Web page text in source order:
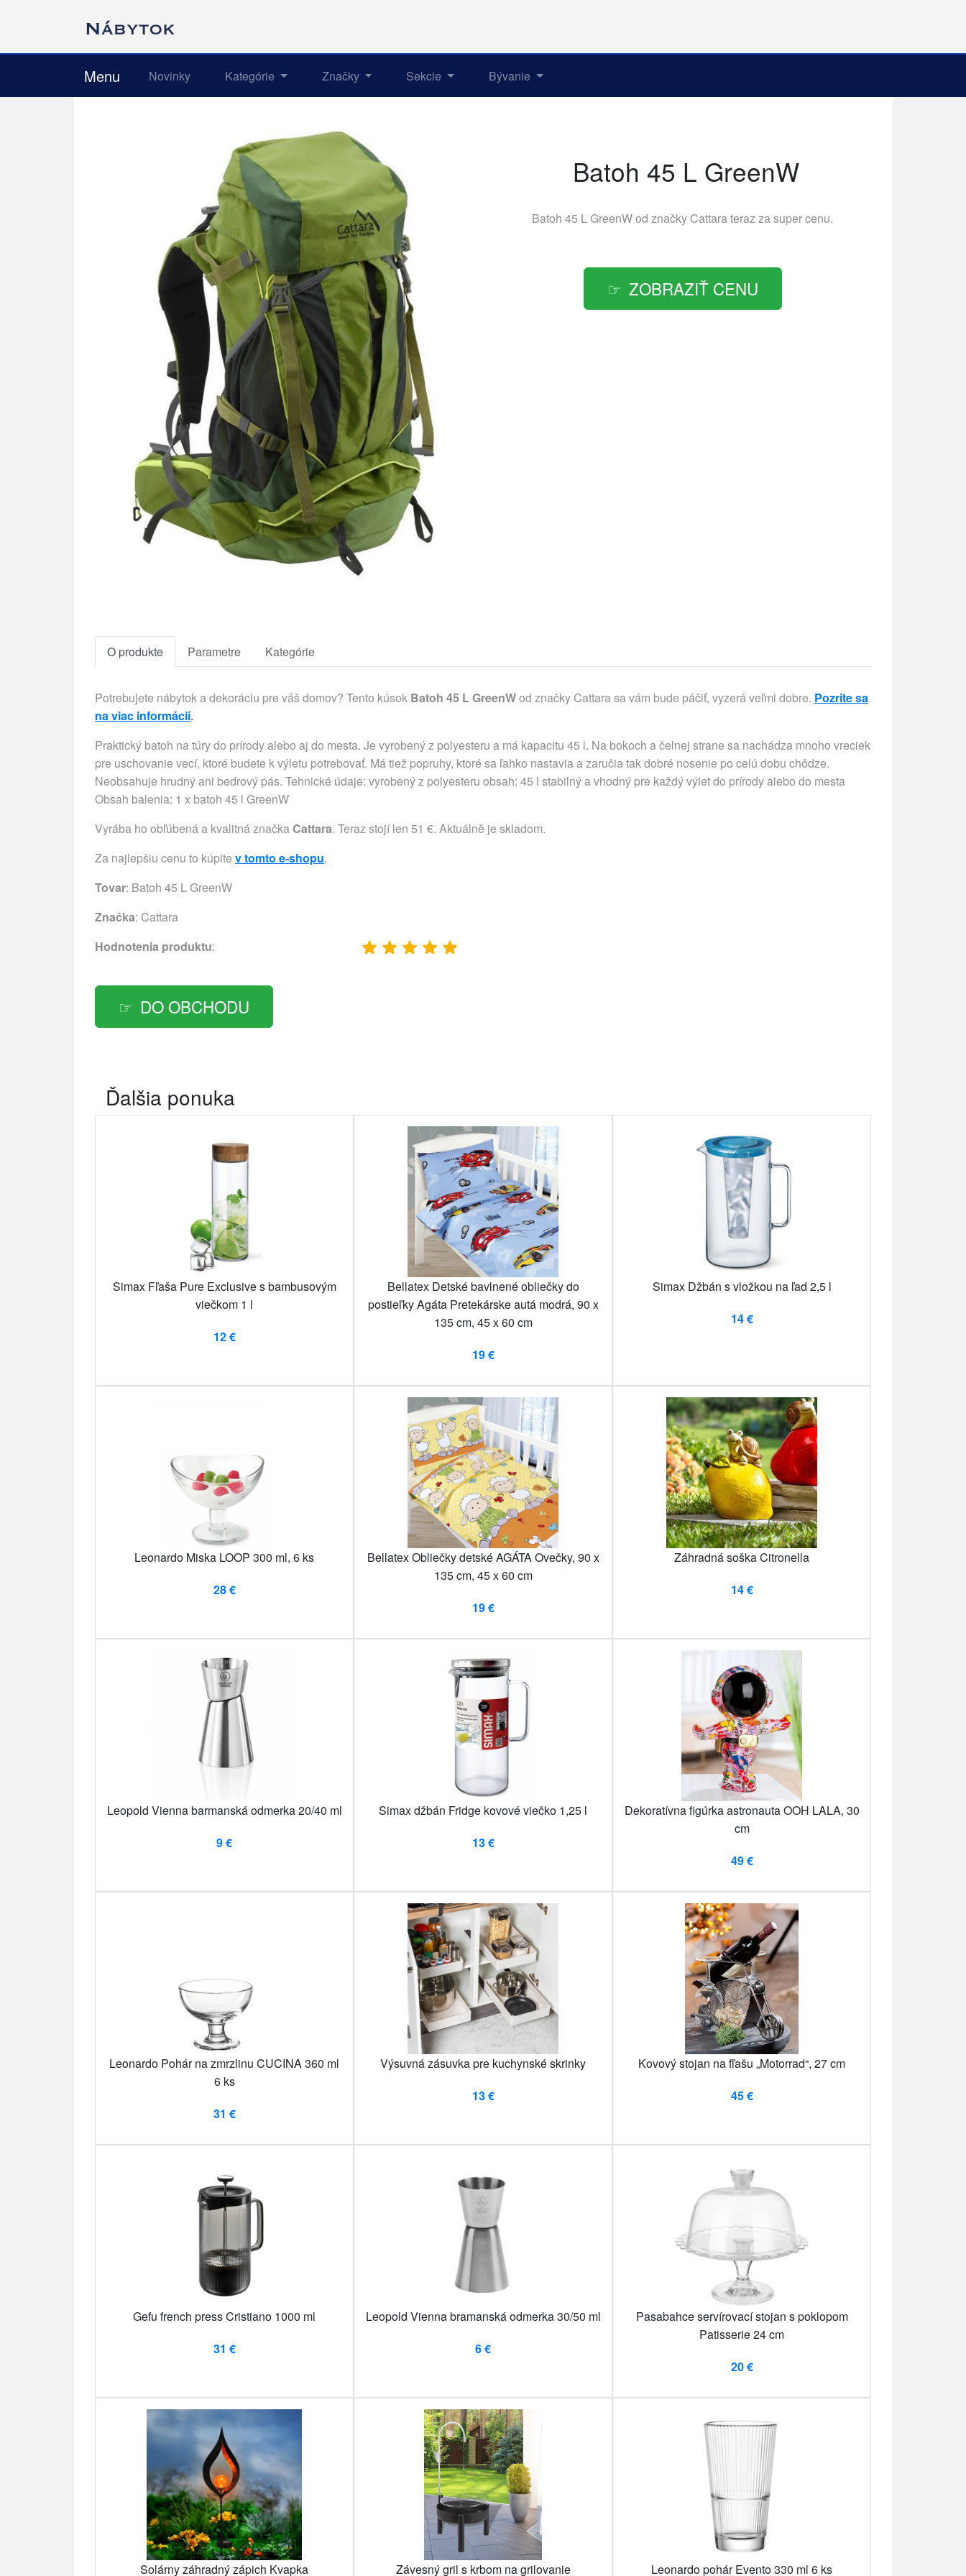
Menu Novinky Kategórie Značky Sekcie Bývanie
Batoh 45 L GreenW
Batoh 45 L GreenW od značky Cattarateraz za super cenu.
ZOBRAZIŤ CENU
O produkte Parametre Kategórie
Potrebujete nábytok a dekoráciu pre váš domov? Tento kúsok Batoh 45 L GreenWod značky Cattara sa vám bude páčiť, vyzerá veľmi dobre. Pozrite sa
na viac informácií.
Praktický batoh na túry do prírody alebo aj do mesta. Je vyrobený z polyesteru a má kapacitu 45 l. Na bokoch a čelnej strane sa nachádza mnoho vreciek
pre uschovanie vecí, ktoré budete k výletu potrebovať. Má tiež popruhy, ktoré sa ľahko nastavia a zaručia tak dobré nosenie po celú dobu chôdze.
Neobsahuje hrudný ani bedrový pás. Tehnické údaje: vyrobený z polyesteru obsah: 45 l stabilný a vhodný pre každý výlet do prírody alebo do mesta
Obsah balenia: 1 x batoh 45 l GreenW
Vyrába ho obľúbená a kvalitná značkaCattara. Teraz stojí len 51 €. Aktuálně je skladom.
Za najlepšiu cenu to kúpite v tomto e-shopu.
Tovar: Batoh 45 L GreenW
Značka: Cattara
Hodnotenia produktu:
DO OBCHODU
Ďalšia ponuka
Simax Fľaša Pure Exclusive s bambusovým
viečkom 1 l
12 €
Bellatex Detské bavlnené obliečky do
postieľky Agáta Pretekárske autá modrá, 90 x
135 cm, 45 x 60 cm
19 €
Simax Džbán s vložkou na ľad 2,5 l
14 €
Leonardo Miska LOOP 300 ml, 6 ks
28 €
Bellatex Obliečky detské AGÁTA Ovečky, 90 x
135 cm, 45 x 60 cm
19 €
Záhradná soška Citronella
14 €
Leopold Vienna barmanská odmerka 20/40 ml
9 €
Simax džbán Fridge kovové viečko 1,25 l
13 €
Dekoratívna figúrka astronauta OOH LALA, 30
cm
49 €
Leonardo Pohár na zmrzlinu CUCINA 360 ml
6 ks
31 €
Výsuvná zásuvka pre kuchynské skrinky
13 €
Kovový stojan na fľašu „Motorrad“, 27 cm
45 €
Gefu french press Cristiano 1000 ml
31 €
Leopold Vienna bramanská odmerka 30/50 ml
6 €
Pasabahce servírovací stojan s poklopom
Patisserie 24 cm
20 €
Solárny záhradný zápich Kvapka Závesný gril s krbom na grilovanie Leonardo pohár Evento 330 ml 6 ks